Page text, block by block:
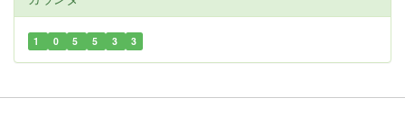
1 0 5 5 3 3